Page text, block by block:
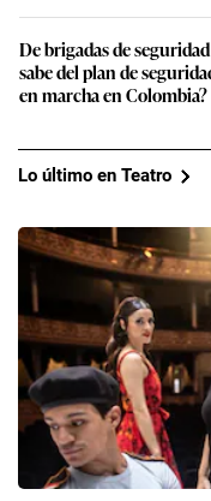
De brigadas de
sabe del plan de
en marcha en Colombia?
Lo último en Teatro